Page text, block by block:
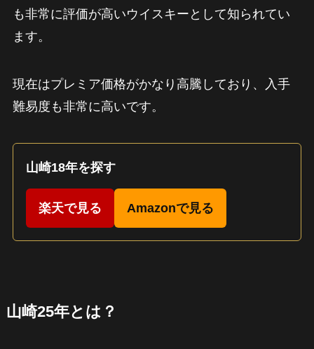
も非常に評価が高いウイスキーとして知られてい
ます。
現在はプレミア価格がかなり高騰しており、入手
難易度も非常に高いです。
山崎18年を探す
楽天で見る Amazonで見る
山崎25年とは？